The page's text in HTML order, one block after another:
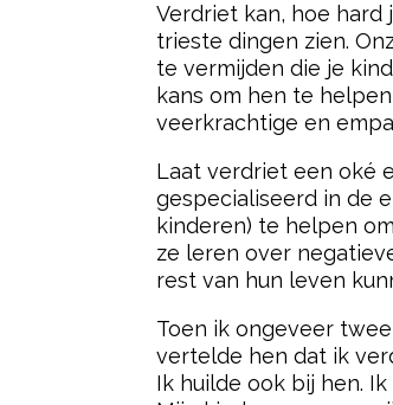
Verdriet kan, hoe
trieste dingen zien.
te vermijden die je
kans om hen te
veerkrachtige en
Laat verdriet een oké
gespecialiseerd in de
kinderen) te helpen
ze leren over
rest van hun leven
Toen ik ongeveer
vertelde hen dat ik
Ik huilde ook bij hen.